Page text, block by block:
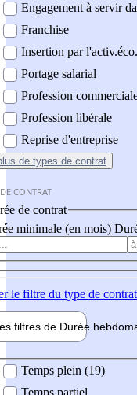
Engagement à servir
Franchise
Insertion par l'activ.éco.
Portage salarial
Profession
Profession libérale
Reprise d'entreprise
de types de contrat
CONTRAT
de contrat
minimale (en mois)
le filtre du type de contrat
filtres de Durée hebdo
Temps plein (19)